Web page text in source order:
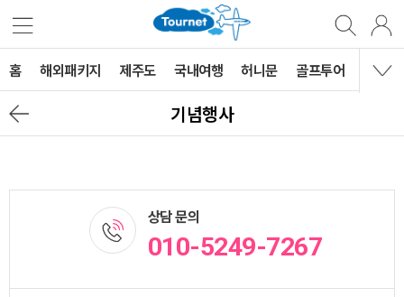
홈 해외패키지 제주도 국내여행 허니문 골프투어 MVG
기념행사
상담 문의
010-5249-7267